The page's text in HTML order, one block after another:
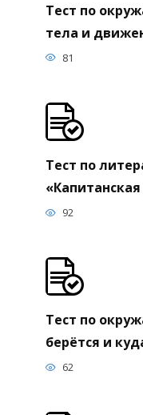
Тест по
тела и
81
Тест по
92
Тест по
берётся и
62